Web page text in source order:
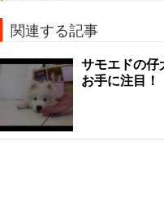
関連する記事
サモエドの
お手に注目！